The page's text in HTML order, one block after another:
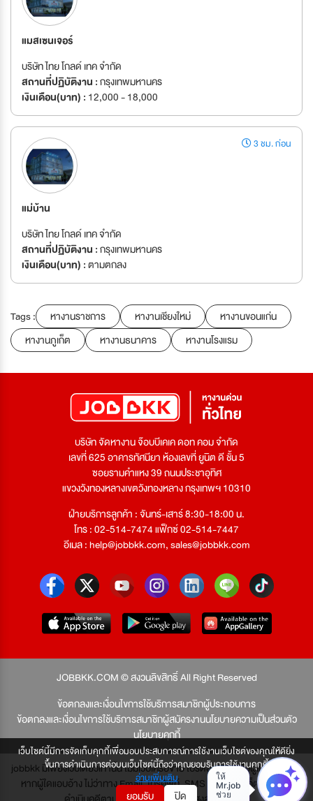
เว็บไซต์นี้มีการจัดเก็บคุกกี้เพื่อมอบประสบการณ์การใช้งานเว็บไซต์ของคุณให้ดียิ่ง
ขึ้นการดำเนินการต่อบนเว็บไซต์นี้ถือว่าคุณยอมรับการใช้งานคุกกี้
อ่านเพิ่มเติม
ยอมรับ ปิด
แมสเซนเจอร์
บริษัท ไทย โกลด์ เทค จำกัด
สถานที่ปฏิบัติงาน :กรุงเทพมหานคร
เงินเดือน(บาท) : 12,000 - 18,000
3 ชม. ก่อน
แม่บ้าน
บริษัท ไทย โกลด์ เทค จำกัด
สถานที่ปฏิบัติงาน :กรุงเทพมหานคร
เงินเดือน(บาท) :ตามตกลง
Tags : หางานราชการ หางานเชียงใหม่
หางานขอนแก่น
หางานภูเก็ต
หางานธนาคาร หางานโรงแรม
บริษัท จัดหางาน จ๊อบบีเคเค ดอท คอม จำกัด
เลขที่ 625 อาคารทัศนียา ห้องเลขที่ ยูนิต ดี ชั้น 5
ซอยรามคำแหง 39 ถนนประชาอุทิศ
แขวงวังทองหลางเขตวังทองหลาง กรุงเทพฯ 10310
ฝ่ายบริการลูกค้า : จันทร์-เสาร์ 8:30-18:00 น.
โทร : 02-514-7474 แฟ็กซ์ 02-514-7447
อีเมล :help@jobbkk.com,sales@jobbkk.com
JOBBKK.COM © สงวนลิขสิทธิ์ All Right Reserved
ข้อตกลงและเงื่อนไขการใช้บริการสมาชิกผู้ประกอบการ
ข้อตกลงและเงื่อนไขการใช้บริการสมาชิกผู้สมัครงานนโยบายความเป็นส่วนตัว
นโยบายคุกกี้
jobbkk มีเพียงเว็บเดียวเท่านั้น ไม่มีเว็บเครือข่าย โปรดอย่าหลงเชื่อผู้แอบอ้าง และ
หากผู้ใดแอบอ้าง ไม่ว่าทาง Email, โทรศัพท์, SMS หรือทางใดก็ตาม จะถูก